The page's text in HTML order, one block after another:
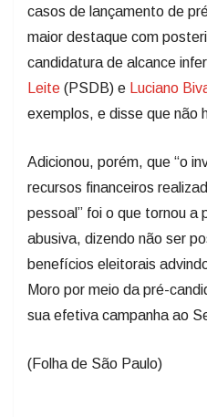
casos de lançamento de
maior destaque com
candidatura de alcance
Leite (PSDB) e Luciano
exemplos, e disse que não
Adicionou, porém, que “o
recursos financeiros
pessoal” foi o que tornou a
abusiva, dizendo não ser
benefícios eleitorais
Moro por meio da pré-
sua efetiva campanha ao
(Folha de São Paulo)